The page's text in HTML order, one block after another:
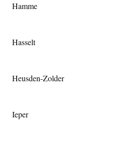
Hamme
Hasselt
Heusden-Zolder
Ieper